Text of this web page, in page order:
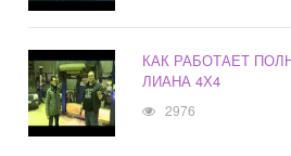
КАК РАБОТАЕТ
ЛИАНА 4Х4
2976